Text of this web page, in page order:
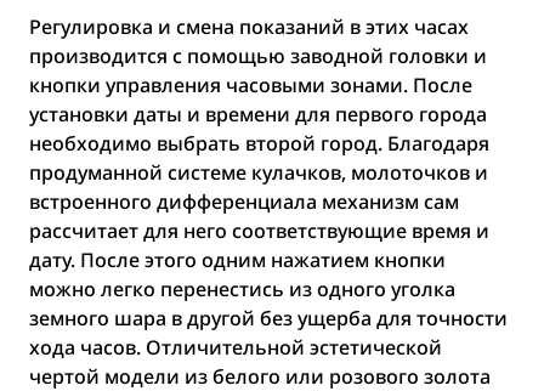
Регулировка и смена показаний в этих часах
производится с помощью заводной головки и
кнопки управления часовыми зонами. После
установки даты и времени для первого города
необходимо выбрать второй город. Благодаря
продуманной системе кулачков, молоточков и
встроенного дифференциала механизм сам
рассчитает для него соответствующие время и
дату. После этого одним нажатием кнопки
можно легко перенестись из одного уголка
земного шара в другой без ущерба для точности
хода часов. Отличительной эстетической
чертой модели из белого или розового золота